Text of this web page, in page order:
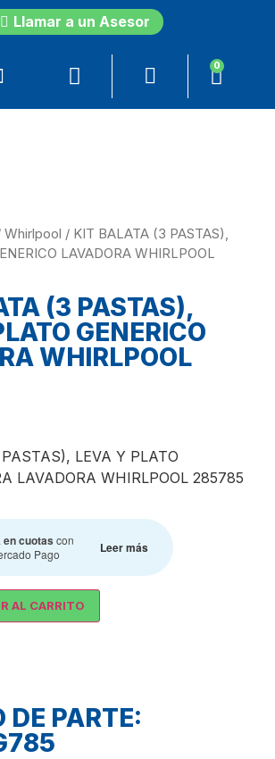
Llamar a un Asesor
0
Whirlpool / KIT BALATA (3 PASTAS),
LAVADORA WHIRLPOOL
(3 PASTAS),
GENERICO
WHIRLPOOL
LEVA Y PLATO
LAVADORA WHIRLPOOL 285785
en cuotas con
Pago
Leer más
AL CARRITO
DE PARTE: